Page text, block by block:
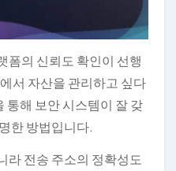
폼의 신뢰도 확인이 선행
서 자산을 관리하고 싶다
통해 보안 시스템이 잘 갖
한 방법입니다.
라 전송 주소의 정확성도